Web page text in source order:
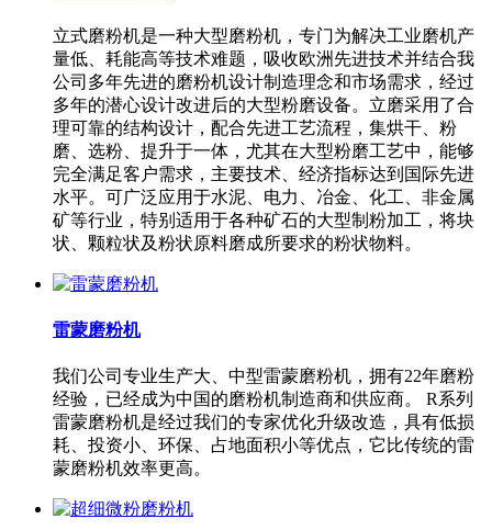
立式磨粉机是一种大型磨粉机，专门为解决工业磨机产
量低、耗能高等技术难题，吸收欧洲先进技术并结合我
公司多年先进的磨粉机设计制造理念和市场需求，经过
多年的潜心设计改进后的大型粉磨设备。立磨采用了合
理可靠的结构设计，配合先进工艺流程，集烘干、粉
磨、选粉、提升于一体，尤其在大型粉磨工艺中，能够
完全满足客户需求，主要技术、经济指标达到国际先进
水平。可广泛应用于水泥、电力、冶金、化工、非金属
矿等行业，特别适用于各种矿石的大型制粉加工，将块
状、颗粒状及粉状原料磨成所要求的粉状物料。
雷蒙磨粉机
我们公司专业生产大、中型雷蒙磨粉机，拥有22年磨粉
经验，已经成为中国的磨粉机制造商和供应商。 R系列
雷蒙磨粉机是经过我们的专家优化升级改造，具有低损
耗、投资小、环保、占地面积小等优点，它比传统的雷
蒙磨粉机效率更高。